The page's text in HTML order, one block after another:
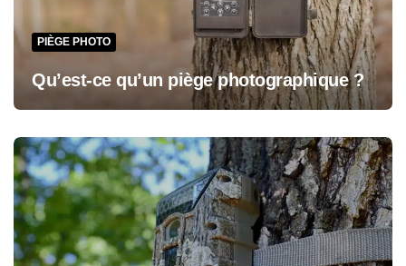
PIÈGE PHOTO
Qu’est-ce qu’un piège photographique ?